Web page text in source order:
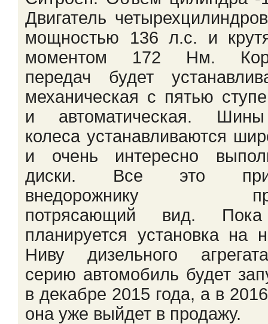
Двигатель
мощностью 136 л.с. и
моментом 172 Нм.
передач будет
механическая с пятью
и автоматическая.
колеса устанавливаются
и очень интересно
диски. Все это
внедорожнику
потрясающий вид.
планируется установка на
Ниву дизельного
серию автомобиль будет
в декабре 2015 года, а в
она уже выйдет в продажу.